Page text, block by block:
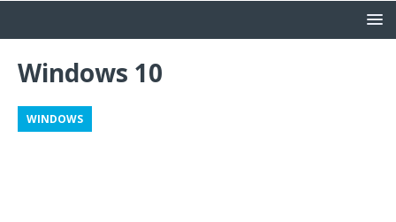
Windows 10
WINDOWS